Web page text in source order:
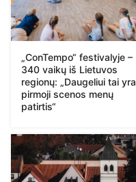
„ConTempo“ festivalyje –
340 vaikų iš Lietuvos
regionų: „Daugeliui tai yra
pirmoji scenos menų
patirtis“